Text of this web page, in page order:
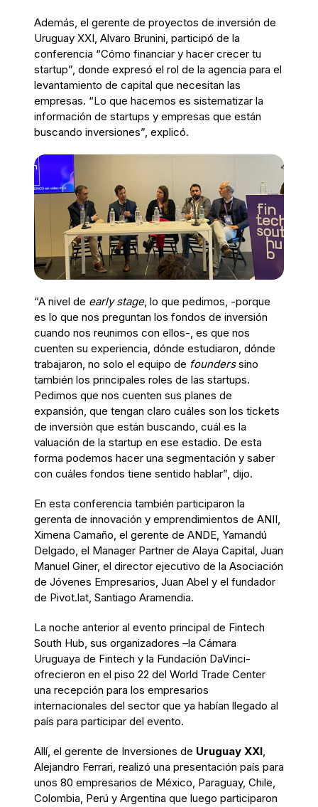
Además, el gerente de proyectos de inversión de
Uruguay XXI, Alvaro Brunini, participó de la
conferencia “Cómo financiar y hacer crecer tu
startup”, donde expresó el rol de la agencia para el
levantamiento de capital que necesitan las
empresas. “Lo que hacemos es sistematizar la
información de startups y empresas que están
buscando inversiones”, explicó.
“A nivel de early stage, lo que pedimos, -porque
es lo que nos preguntan los fondos de inversión
cuando nos reunimos con ellos-, es que nos
cuenten su experiencia, dónde estudiaron, dónde
trabajaron, no solo el equipo de founderssino
también los principales roles de las startups.
Pedimos que nos cuenten sus planes de
expansión, que tengan claro cuáles son los tickets
de inversión que están buscando, cuál es la
valuación de la startup en ese estadio. De esta
forma podemos hacer una segmentación y saber
con cuáles fondos tiene sentido hablar”, dijo.
En esta conferencia también participaron la
gerenta de innovación y emprendimientos de ANII,
Ximena Camaño, el gerente de ANDE, Yamandú
Delgado, el Manager Partner de Alaya Capital, Juan
Manuel Giner, el director ejecutivo de la Asociación
de Jóvenes Empresarios, Juan Abel y el fundador
de Pivot.lat, Santiago Aramendia.
La noche anterior al evento principal de Fintech
South Hub, sus organizadores –la Cámara
Uruguaya de Fintech y la Fundación DaVinci-
ofrecieron en el piso 22 del World Trade Center
una recepción para los empresarios
internacionales del sector que ya habían llegado al
país para participar del evento.
Allí, el gerente de Inversiones de Uruguay XXI,
Alejandro Ferrari, realizó una presentación país para
unos 80 empresarios de México, Paraguay, Chile,
Colombia, Perú y Argentina que luego participaron